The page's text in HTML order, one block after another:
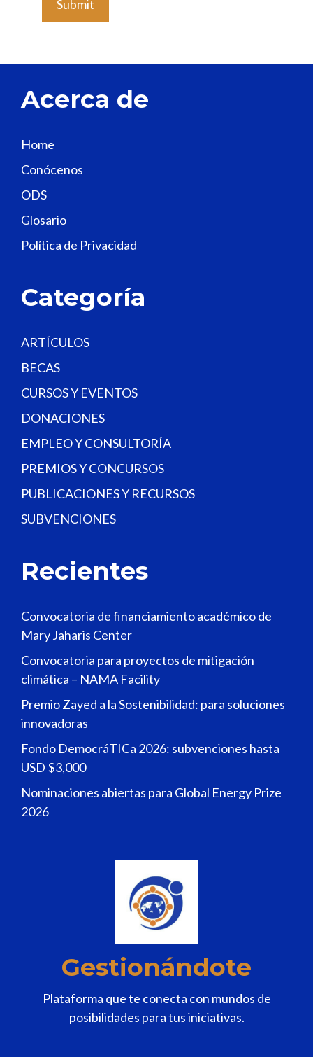
a
h
f
i
e
d
b
n
.
Acerca de
Home
Conócenos
ODS
Glosario
Política de Privacidad
Categoría
ARTÍCULOS
BECAS
CURSOS Y EVENTOS
DONACIONES
EMPLEO Y CONSULTORÍA
PREMIOS Y CONCURSOS
PUBLICACIONES Y RECURSOS
SUBVENCIONES
Recientes
Convocatoria de financiamiento académico de
Mary Jaharis Center
Convocatoria para proyectos de mitigación
climática – NAMA Facility
Premio Zayed a la Sostenibilidad: para soluciones
innovadoras
Fondo DemocráTICa 2026: subvenciones hasta
USD $3,000
Nominaciones abiertas para Global Energy Prize
2026
Gestionándote
Plataforma que te conecta con mundos de
posibilidades para tus iniciativas.